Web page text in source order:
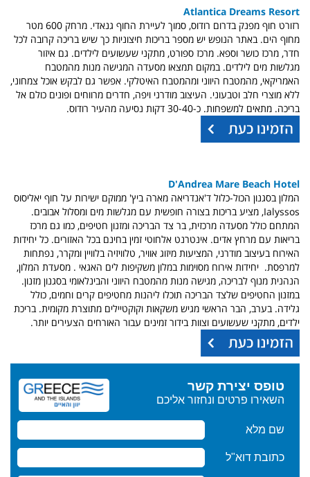
Atlantica Dreams Resort
רזורט חוף מפנק בדרום רודוס, סמוך לעיירת החוף גנאדי. מרחק 600 מטר
מחוף הים. באתר הנופש יש מספר בריכות חיצוניות כך שיש בריכה קרובה לכל
חדר, מרכז כושר וספא. מרכז ספורט, מתקני שעשועים לילדים. גם איזור
מגלשות מים לילדים. במקום תמצאו מסעדה המגישה מנות מהמטבח
האמריקאי, מהמטבח היווני ומהמטבח האיטלקי. אפשר גם לבקש אוכל צמחוני,
ללא מוצרי חלב וטבעוני. העיצוב מודרני ויפה, חדרים מרווחים ופונים כולם אל
בריכה. מתאים למשפחות. כ-30-40 דקות נסיעה מהעיר רודוס.
D'Andrea Mare Beach Hotel
המלון בסגנון הכול-כלול ד'אנדריאה מארה ביץ' ממוקם ישירות על חוף יאליסוס
Ialyssos, מציע בריכות בצורה חופשית עם מגלשות מים ומסלול אבובים.
המתחם כולל מסעדה מרכזית, בר צד הבריכה ומזנון חטיפים, כמו גם מרכז
בריאות עם מרחץ אדים. אינטרנט אלחוטי זמין בחינם בכל האזורים. כל יחידות
האירוח בעיצוב מודרני, המציעות מיזוג אוויר, טלוויזיה בלוויין ומקרר, נפתחות
למרפסת. יחידות אירוח מסוימות במלון משקיפות לים האגאי . מסעדת המלון,
הנהנית מנוף לבריכה, מגישה מנות מהמטבח היווני והבינלאומי בסגנון מזנון.
במזנון החטיפים שלצד הבריכה תוכלו ליהנות מחטיפים קרים וחמים, כולל
גלידה. בערב, הבר הראשי מגיש משקאות וקוקטיילים מתוצרת מקומית. בריכת
ילדים, מתקני שעשועים וצוות בידור זמינים עבור האורחים הצעירים יותר.